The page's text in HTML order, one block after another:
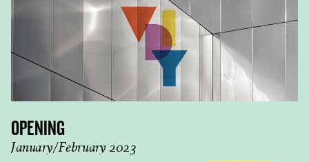
OPENING
January/February 2023